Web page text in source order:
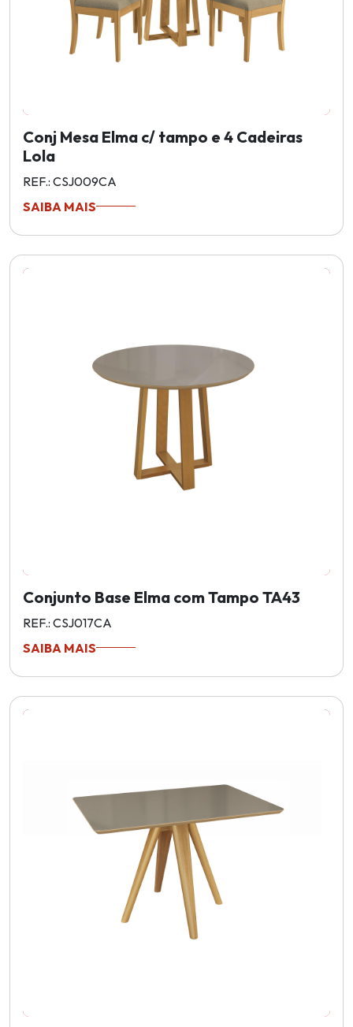
Conj Mesa Elma c/ tampo e 4 Cadeiras
Lola
REF.: CSJ009CA
SAIBA MAIS
Conjunto Base Elma com Tampo TA43
REF.: CSJ017CA
SAIBA MAIS